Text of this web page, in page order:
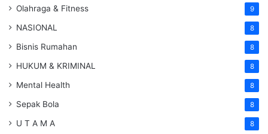
Olahraga & Fitness 9
NASIONAL 8
Bisnis Rumahan 8
HUKUM & KRIMINAL 8
Mental Health 8
Sepak Bola 8
U T A M A 8